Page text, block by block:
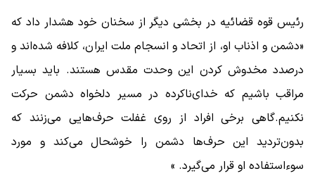
رئیس قوه قضائیه در بخشی دیگر از سخنان خود هشدار داد که
«دشمن و اذناب او، از اتحاد و انسجام ملت ایران، کلافه شده‌اند و
درصدد مخدوش کردن این وحدت مقدس هستند. باید بسیار
مراقب باشیم که خدای‌ناکرده در مسیر دلخواه دشمن حرکت
نکنیم.گاهی برخی افراد از روی غفلت حرف‌هایی می‌زنند که
بدون‌تردید این حرف‌ها دشمن را خوشحال می‌کند و مورد
سوء‌استفاده او قرار می‌گیرد. »